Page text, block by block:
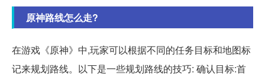
原神路线怎么走?
在游戏《原神》中,玩家可以根据不同的任务目标和地图标
记来规划路线。以下是一些规划路线的技巧: 确认目标:首